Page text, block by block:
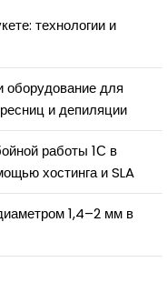
технологии и
для
и депиляции
работы 1С в
хостинга и SLA
1,4–2 мм в